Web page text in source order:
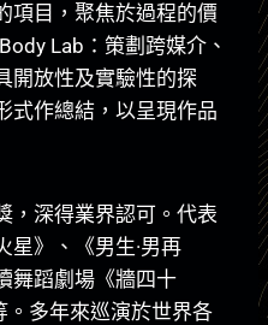
項目，聚焦於過程的價
Lab：策劃跨媒介、
開放性及實驗性的探
式作總結，以呈現作品
，深得業界認可。代表
星》、《男生·男再
舞蹈劇場《牆四十
。多年來巡演於世界各